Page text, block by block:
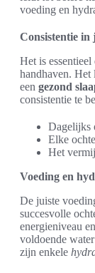
voeding en
Consistentie in
Het is essentieel
handhaven. Het
een gezond
consistentie te
Dagelijks
Elke
Het
Voeding en
De juiste
succesvolle
energieniveau
voldoende
zijn enkele